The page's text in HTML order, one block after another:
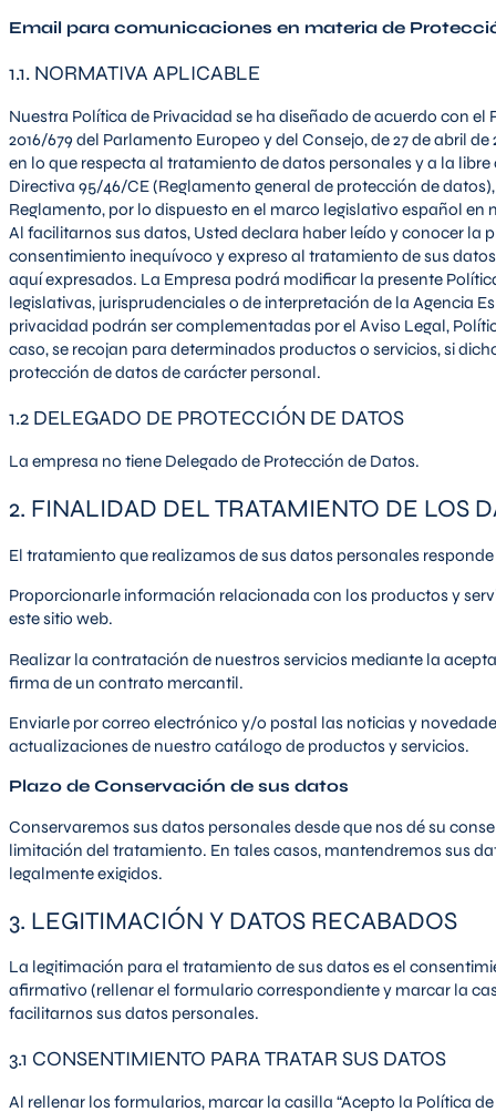
Email para comunicaciones en materia de
1.1. NORMATIVA APLICABLE
Nuestra Política de Privacidad se ha diseñado de acuerdo con
2016/679 del Parlamento Europeo y del Consejo, de 27 de abril
en lo que respecta al tratamiento de datos personales y a la
Directiva 95/46/CE (Reglamento general de protección de
Reglamento, por lo dispuesto en el marco legislativo español
Al facilitarnos sus datos, Usted declara haber leído y conocer la
consentimiento inequívoco y expreso al tratamiento de sus
aquí expresados. La Empresa podrá modificar la presente
legislativas, jurisprudenciales o de interpretación de la Agencia
privacidad podrán ser complementadas por el Aviso Legal,
caso, se recojan para determinados productos o servicios, si
protección de datos de carácter personal.
1.2 DELEGADO DE PROTECCIÓN DE DATOS
La empresa no tiene Delegado de Protección de Datos.
2. FINALIDAD DEL TRATAMIENTO DE LOS
El tratamiento que realizamos de sus datos personales
Proporcionarle información relacionada con los productos y
este sitio web.
Realizar la contratación de nuestros servicios mediante la
firma de un contrato mercantil.
Enviarle por correo electrónico y/o postal las noticias y
actualizaciones de nuestro catálogo de productos y servicios.
Plazo de Conservación de sus datos
Conservaremos sus datos personales desde que nos dé su
limitación del tratamiento. En tales casos, mantendremos sus
legalmente exigidos.
3. LEGITIMACIÓN Y DATOS RECABADOS
La legitimación para el tratamiento de sus datos es el
afirmativo (rellenar el formulario correspondiente y marcar la
facilitarnos sus datos personales.
3.1 CONSENTIMIENTO PARA TRATAR SUS DATOS
Al rellenar los formularios, marcar la casilla “Acepto la Política